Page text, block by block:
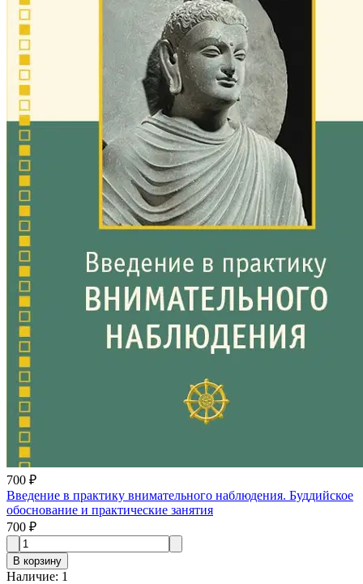
700 ₽
Введение в практику внимательного наблюдения. Буддийское
обоснование и практические занятия
700 ₽
В корзину
Наличие: 1